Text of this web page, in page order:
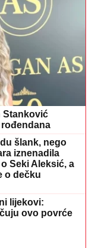
Stanković
rođendana
šlank, nego
iznenadila
Seki Aleksić, a
o dečku
lijekovi:
ovo povrće